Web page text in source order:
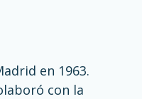
en 1963.
con la